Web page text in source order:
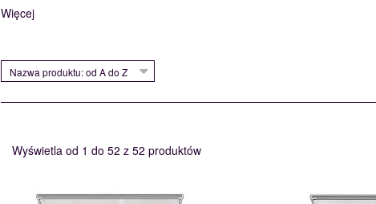
Więcej
Nazwa produktu: od A do Z
Wyświetla od 1 do 52 z 52 produktów